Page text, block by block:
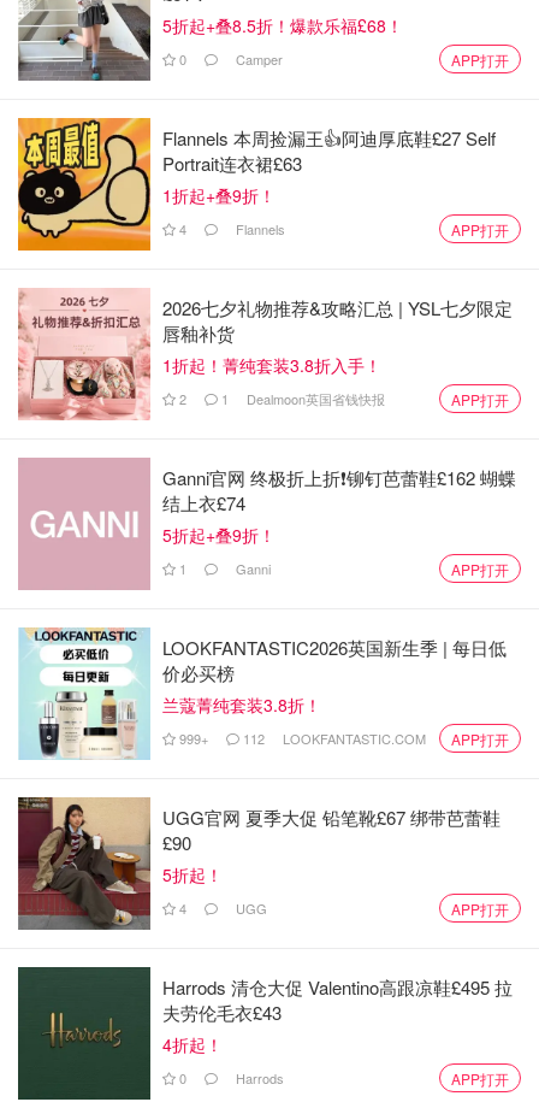
5折起+叠8.5折！爆款乐福£68！
0 Camper APP打开
Flannels 本周捡漏王👍阿迪厚底鞋£27 Self
Portrait连衣裙£63
1折起+叠9折！
4 Flannels APP打开
2026七夕礼物推荐&攻略汇总 | YSL七夕限定
唇釉补货
1折起！菁纯套装3.8折入手！
2 1 Dealmoon英国省钱快报 APP打开
Ganni官网 终极折上折❗️铆钉芭蕾鞋£162 蝴蝶
结上衣£74
5折起+叠9折！
1 Ganni APP打开
LOOKFANTASTIC2026英国新生季 | 每日低
价必买榜
兰蔻菁纯套装3.8折！
999+ 112 LOOKFANTASTIC.COM APP打开
UGG官网 夏季大促 铅笔靴£67 绑带芭蕾鞋
£90
5折起！
4 UGG APP打开
Harrods 清仓大促 Valentino高跟凉鞋£495 拉
夫劳伦毛衣£43
4折起！
0 Harrods APP打开